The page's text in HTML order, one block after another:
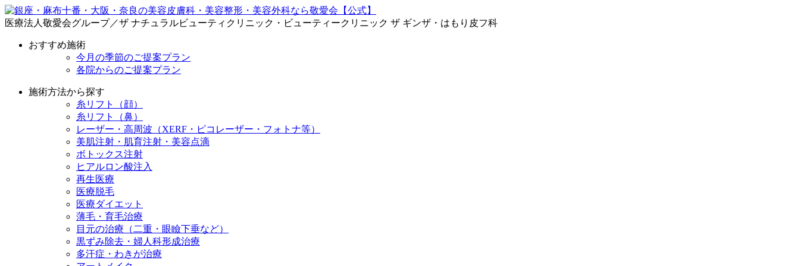
医療法人敬愛会グループ／ザ ナチュラルビューティクリニック・ビューティークリニック ザ ギンザ・はもり皮フ科
おすすめ施術
今月の季節のご提案プラン
各院からのご提案プラン
施術方法から探す
糸リフト（顔）
糸リフト（鼻）
レーザー・高周波（XERF・ピコレーザー・フォトナ等）
美肌注射・肌育注射・美容点滴
ボトックス注射
ヒアルロン酸注入
再生医療
医療脱毛
医療ダイエット
薄毛・育毛治療
目元の治療（二重・眼瞼下垂など）
黒ずみ除去・婦人科形成治療
多汗症・わきが治療